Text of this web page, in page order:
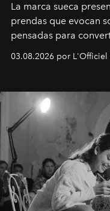
La marca sueca
prendas que evocan
pensadas para
Disponible en Chile
03.08.2026 por L'Officiel